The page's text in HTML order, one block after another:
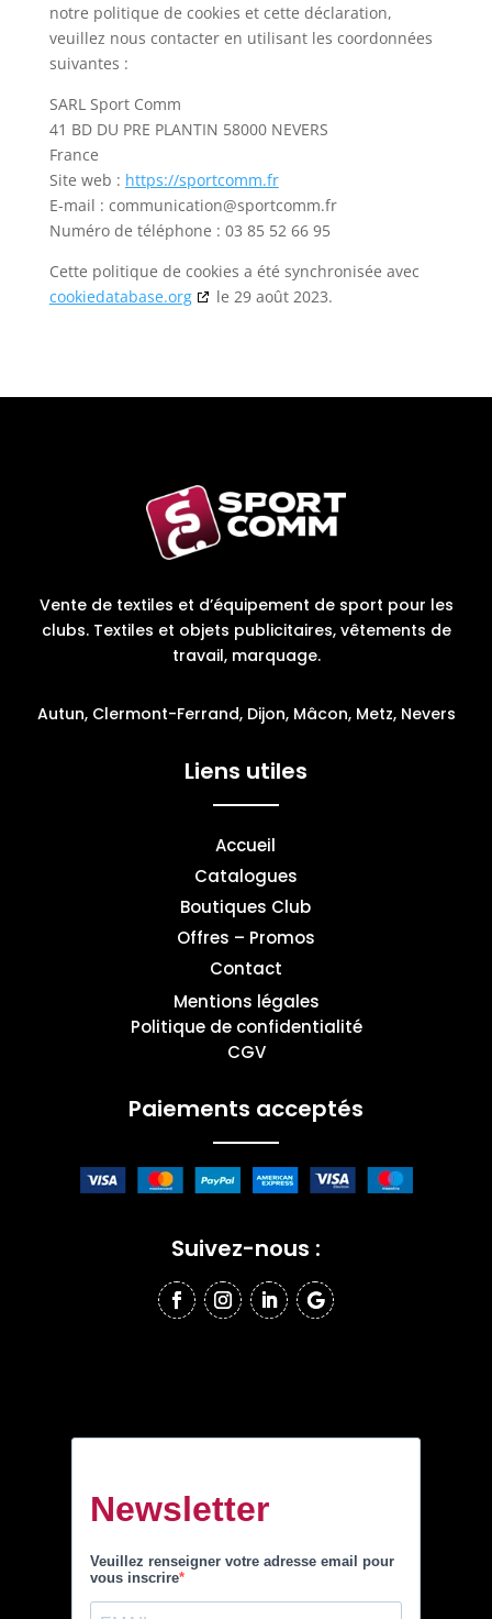
notre politique de cookies et cette déclaration,
veuillez nous contacter en utilisant les coordonnées
suivantes :
SARL Sport Comm
41 BD DU PRE PLANTIN 58000 NEVERS
France
Site web : https://sportcomm.fr
E-mail : communication@sportcomm.fr
Numéro de téléphone : 03 85 52 66 95
Cette politique de cookies a été synchronisée avec
cookiedatabase.org
le 29 août 2023.
Vente de textiles et d’équipement de sport pour les
clubs. Textiles et objets publicitaires, vêtements de
travail, marquage.
Autun, Clermont-Ferrand, Dijon, Mâcon, Metz, Nevers
Liens utiles
Accueil
Catalogues
Boutiques Club
Offres – Promos
Contact
Mentions légales
Politique de confidentialité
CGV
Paiements acceptés
Suivez-nous :